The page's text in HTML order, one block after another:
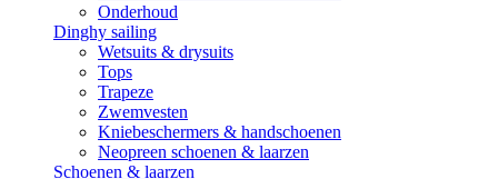
Onderhoud
Dinghy sailing
Wetsuits & drysuits
Tops
Trapeze
Zwemvesten
Kniebeschermers & handschoenen
Neopreen schoenen & laarzen
Schoenen & laarzen